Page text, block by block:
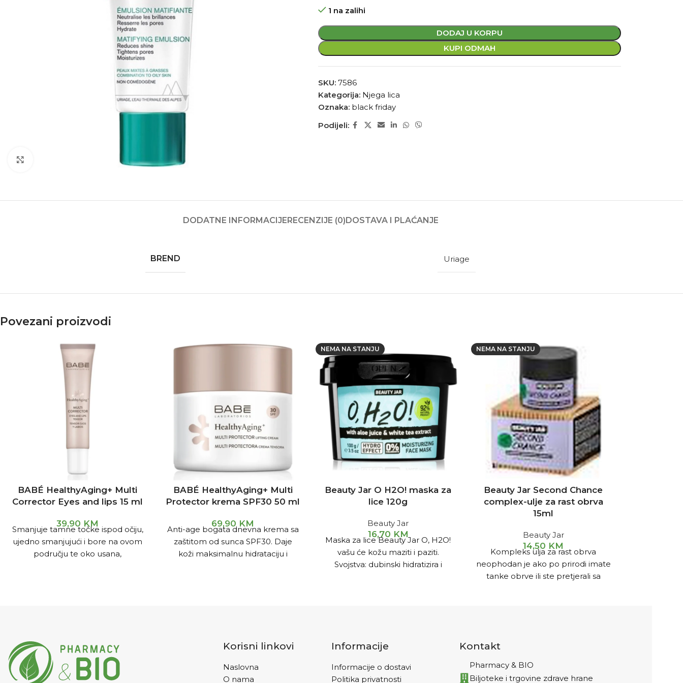
1 na zalihi
DODAJ U KORPU
KUPI ODMAH
SKU: 7586
Kategorija: Njega lica
Oznaka: black friday
Podijeli:
DODATNE INFORMACIJERECENZIJE (0)DOSTAVA I PLAĆANJE
BREND Uriage
Povezani proizvodi
BABÉ HealthyAging+ Multi
Corrector Eyes and lips 15 ml
39,90 KM
Smanjuje tamne točke ispod očiju,
ujedno smanjujući i bore na ovom
području te oko usana,
BABÉ HealthyAging+ Multi
Protector krema SPF30 50 ml
69,90 KM
Anti-age bogata dnevna krema sa
zaštitom od sunca SPF30. Daje
koži maksimalnu hidrataciju i
NEMA NA STANJU
Beauty Jar O H2O! maska za
lice 120g
Beauty Jar
16,70 KM
Maska za lice Beauty Jar O, H2O!
vašu će kožu maziti i paziti.
Svojstva: dubinski hidratizira i
NEMA NA STANJU
Beauty Jar Second Chance
complex-ulje za rast obrva
15ml
Beauty Jar
14,50 KM
Kompleks ulja za rast obrva
neophodan je ako po prirodi imate
tanke obrve ili ste pretjerali sa
Korisni linkovi
Naslovna
O nama
Informacije
Informacije o dostavi
Politika privatnosti
Kontakt
Pharmacy & BIO
Biljoteke i trgovine zdrave hrane